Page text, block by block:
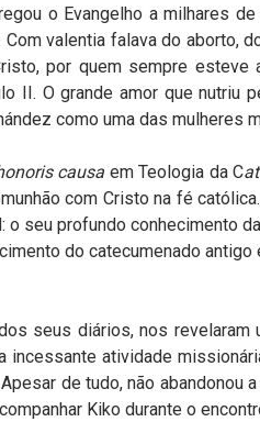
o Evangelho a milhares
valentia falava do
por quem sempre
II. O grande amor que
como uma das mulheres
causa em Teologia da C
com Cristo na fé
seu profundo conhecimento
do catecumenado
seus diários, nos
incessante atividade
de tudo, não abandonou
Kiko durante o